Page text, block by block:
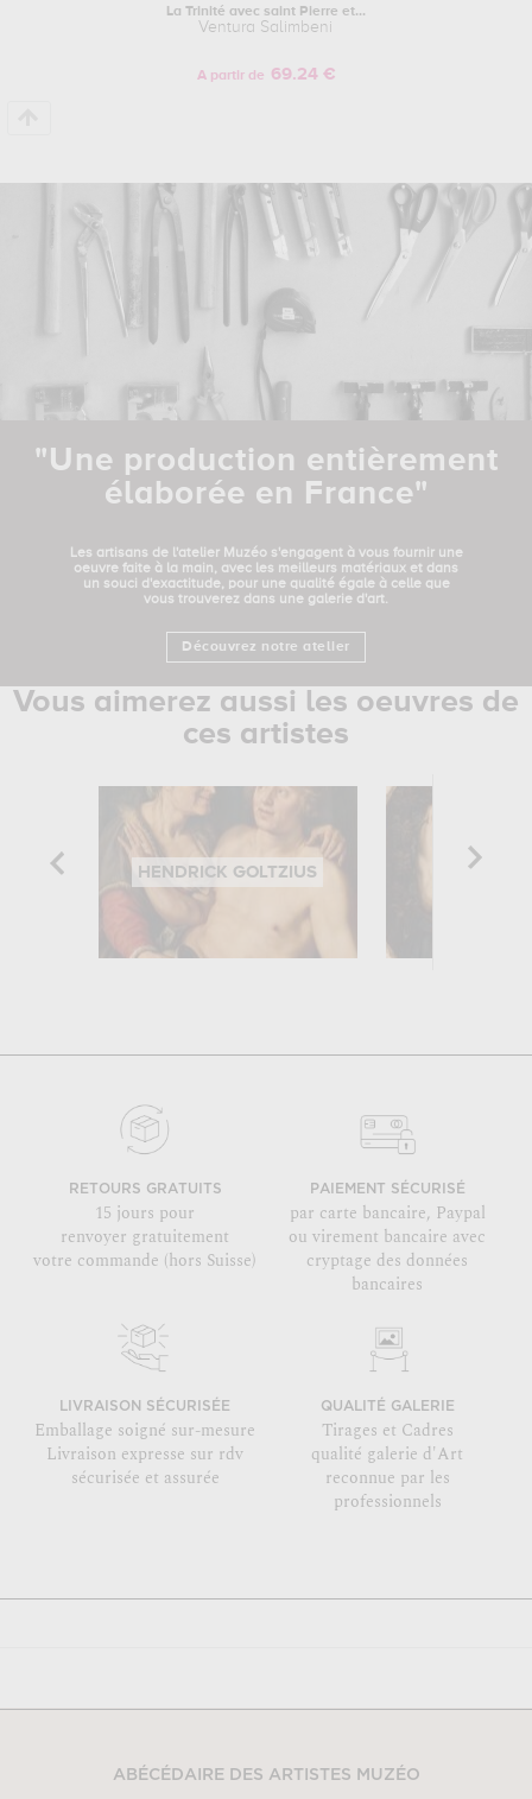
La Trinité avec saint Pierre et...
Ventura Salimbeni
A partir de 69.24 €
"Une production entièrement
élaborée en France"
Les artisans de l'atelier Muzéo s'engagent à vous fournir une
oeuvre faite à la main, avec les meilleurs matériaux et dans
un souci d'exactitude, pour une qualité égale à celle que
vous trouverez dans une galerie d'art.
Découvrez notre atelier
Vous aimerez aussi les oeuvres de
ces artistes
HENDRICK GOLTZIUS PARIS
RETOURS GRATUITS
15 jours pour
renvoyer gratuitement
votre commande (hors Suisse)
PAIEMENT SÉCURISÉ
par carte bancaire, Paypal
ou virement bancaire avec
cryptage des données
bancaires
LIVRAISON SÉCURISÉE
Emballage soigné sur-mesure
Livraison expresse sur rdv
sécurisée et assurée
QUALITÉ GALERIE
Tirages et Cadres
qualité galerie d'Art
reconnue par les
professionnels
ABÉCÉDAIRE DES ARTISTES MUZÉO